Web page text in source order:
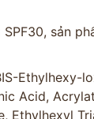
sản
Ethylhexy-
Acid,
Ethylhexyl